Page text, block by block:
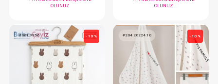
SEBİ PRİME Geyikli Battaniye ( Mint ) SEBİ PRİME Geyikli